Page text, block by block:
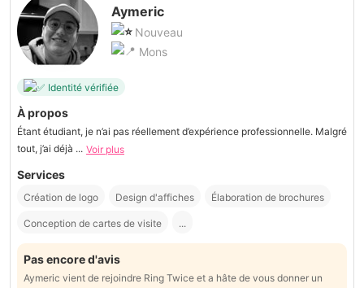
Aymeric
Nouveau
Mons
Identité vérifiée
À propos
Étant étudiant, je n’ai pas réellement d’expérience professionnelle. Malgré
tout, j’ai déjà ... Voir plus
Services
Création de logo Design d'affiches Élaboration de brochures
Conception de cartes de visite ...
Pas encore d'avis
Aymeric vient de rejoindre Ring Twice et a hâte de vous donner un